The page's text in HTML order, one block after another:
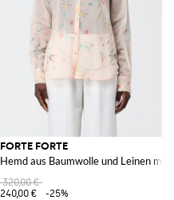
FORTE FORTE
Hemd aus Baumwolle und Leinen mit
320,00 €
240,00 €
-25%